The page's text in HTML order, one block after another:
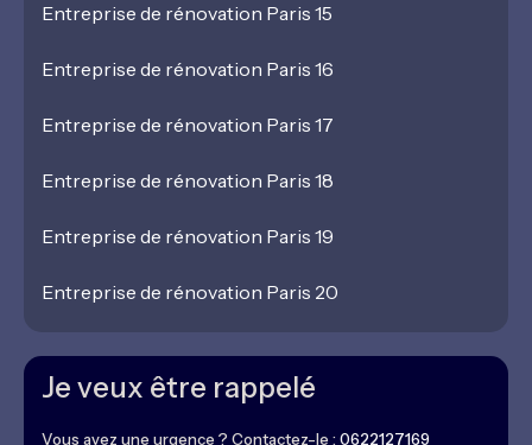
Entreprise de rénovation Paris 15
Entreprise de rénovation Paris 16
Entreprise de rénovation Paris 17
Entreprise de rénovation Paris 18
Entreprise de rénovation Paris 19
Entreprise de rénovation Paris 20
Je veux être rappelé
Vous avez une urgence ? Contactez-le : 0622127169